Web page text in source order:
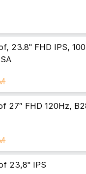
23.8" FHD IPS,
27″ FHD 120Hz,
23,8" IPS